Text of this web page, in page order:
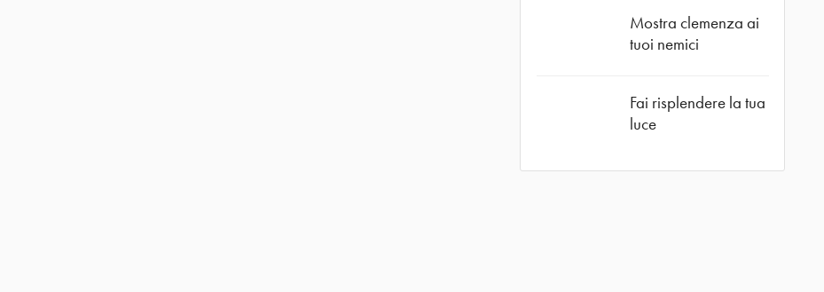
Mostra clemenza ai
tuoi nemici
Fai risplendere la tua
luce